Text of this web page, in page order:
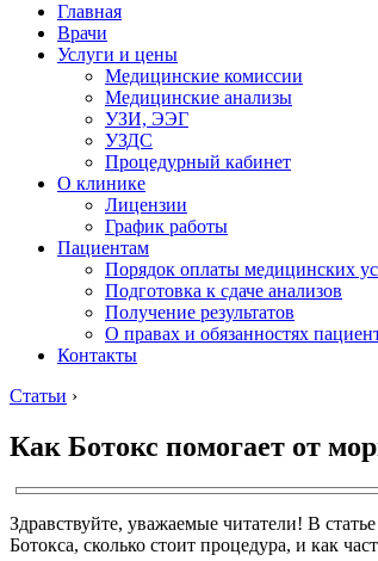
Главная
Врачи
Услуги и цены
Медицинские комиссии
Медицинские анализы
УЗИ, ЭЭГ
УЗДС
Процедурный кабинет
О клинике
Лицензии
График работы
Пациентам
Порядок оплаты медицинских
Подготовка к сдаче анализов
Получение результатов
О правах и обязанностях
Контакты
Статьи ›
Как Ботокс помогает от
Здравствуйте, уважаемые читатели! В
Ботокса, сколько стоит процедура, и как